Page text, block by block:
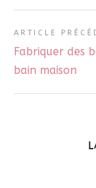
ARTICLE
Fabriquer des
bain maison